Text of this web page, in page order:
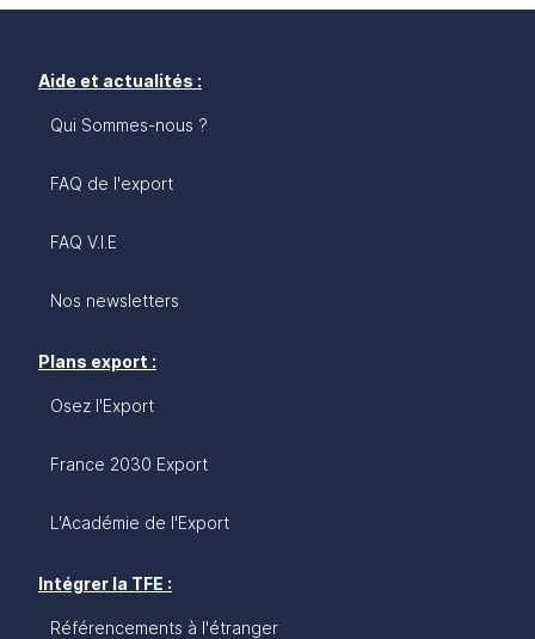
Aide et actualités :
Qui Sommes-nous ?
FAQ de l'export
FAQ V.I.E
Nos newsletters
Plans export :
Osez l'Export
France 2030 Export
L'Académie de l'Export
Intégrer la TFE :
Référencements à l'étranger